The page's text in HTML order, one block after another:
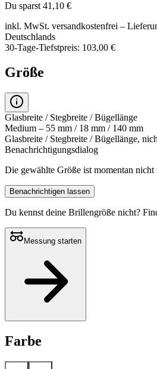
Du sparst 41,10 €
inkl. MwSt. versandkostenfrei –
Deutschlands
30-Tage-Tiefstpreis: 103,00 €
Größe
Glasbreite / Stegbreite / Bügellänge
Medium – 55 mm / 18 mm / 140 mm
Glasbreite / Stegbreite / Bügellänge,
Benachrichtigungsdialog
Die gewählte Größe ist momentan nicht
Benachrichtigen lassen
Du kennst deine Brillengröße nicht?
Messung starten
Farbe